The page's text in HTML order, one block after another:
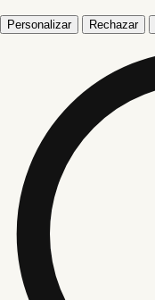
Personalizar Rechazar